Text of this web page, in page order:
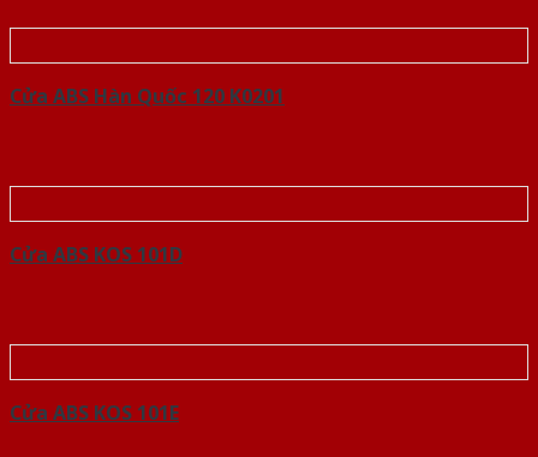
Cửa ABS Hàn Quốc 120 K0201
Cửa ABS KOS 101D
Cửa ABS KOS 101E